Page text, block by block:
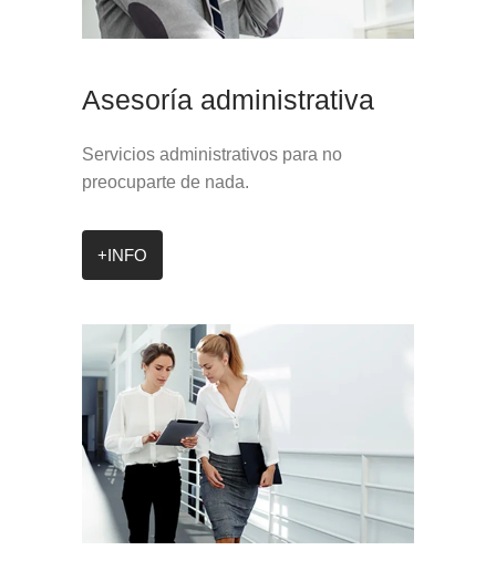
Asesoría administrativa
Servicios administrativos para no
preocuparte de nada.
+INFO